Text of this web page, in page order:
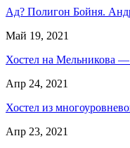
Ад? Полигон Бойня.
Май 19, 2021
Хостел на Мельникова —
Апр 24, 2021
Хостел из
Апр 23, 2021